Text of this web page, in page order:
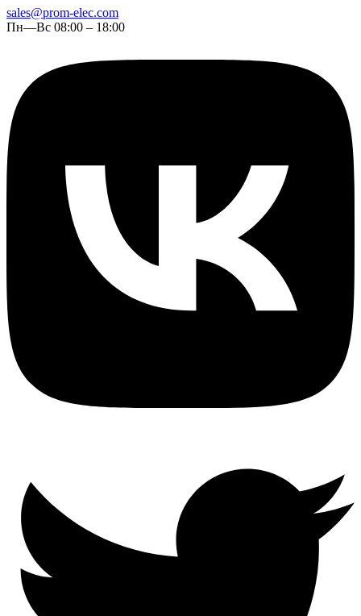
sales@prom-elec.com
Пн—Вс 08:00 – 18:00